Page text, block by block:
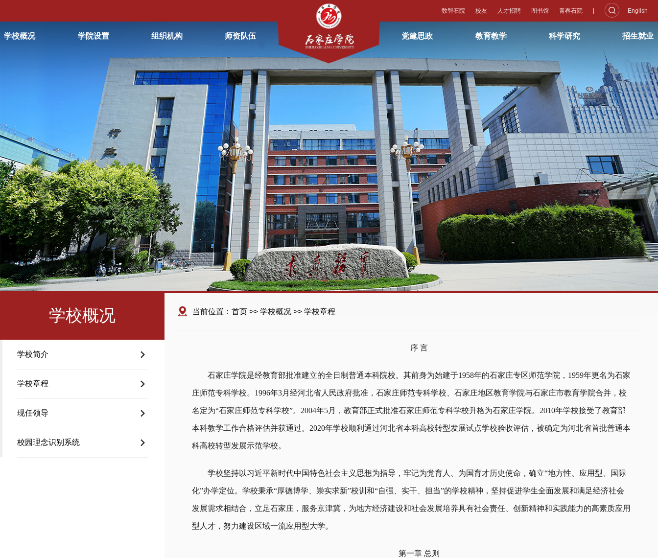
数智石院 校友 人才招聘 图书馆 青春石院 English
学校概况 学院设置 组织机构 师资队伍 党建思政 教育教学 科学研究 招生就业
学校概况
学校简介
学校章程
现任领导
校园理念识别系统
当前位置： 首页>> 学校概况>> 学校章程
序 言
石家庄学院是经教育部批准建立的全日制普通本科院校。其前身为始建于1958年的石家庄专区师范学院，1959年更名为石家
庄师范专科学校。1996年3月经河北省人民政府批准，石家庄师范专科学校、石家庄地区教育学院与石家庄市教育学院合并，校
名定为“石家庄师范专科学校”。2004年5月，教育部正式批准石家庄师范专科学校升格为石家庄学院。2010年学校接受了教育部
本科教学工作合格评估并获通过。2020年学校顺利通过河北省本科高校转型发展试点学校验收评估，被确定为河北省首批普通本
科高校转型发展示范学校。
学校坚持以习近平新时代中国特色社会主义思想为指导，牢记为党育人、为国育才历史使命，确立“地方性、应用型、国际
化”办学定位。学校秉承“厚德博学、崇实求新”校训和“自强、实干、担当”的学校精神，坚持促进学生全面发展和满足经济社会
发展需求相结合，立足石家庄，服务京津冀，为地方经济建设和社会发展培养具有社会责任、创新精神和实践能力的高素质应用
型人才，努力建设区域一流应用型大学。
第一章 总则